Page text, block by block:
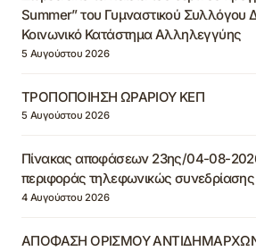
Summer” του Γυμναστικού Συλλόγου
Κοινωνικό Κατάστημα Αλληλεγγύης
5 Αυγούστου 2026
ΤΡΟΠΟΠΟΙΗΣΗ ΩΡΑΡΙΟΥ ΚΕΠ
5 Αυγούστου 2026
Πίνακας αποφάσεων 23ης/04-08-
περιφοράς τηλεφωνικώς
4 Αυγούστου 2026
ΑΠΟΦΑΣΗ ΟΡΙΣΜΟΥ